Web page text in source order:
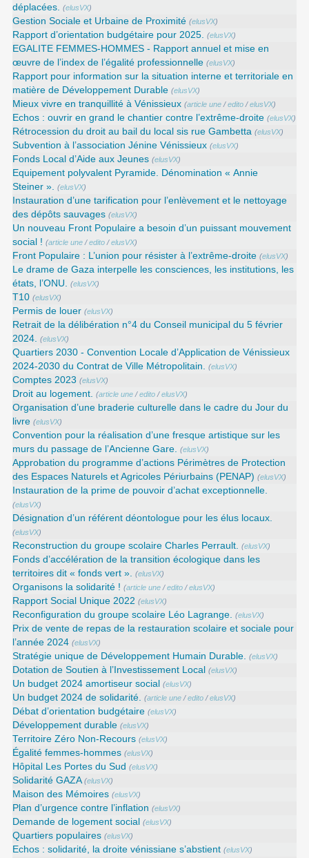
déplacées. (elusVX)
Gestion Sociale et Urbaine de Proximité (elusVX)
Rapport d’orientation budgétaire pour 2025. (elusVX)
EGALITE FEMMES-HOMMES - Rapport annuel et mise en
œuvre de l’index de l’égalité professionnelle (elusVX)
Rapport pour information sur la situation interne et territoriale en
matière de Développement Durable (elusVX)
Mieux vivre en tranquillité à Vénissieux (article une /edito /elusVX)
Echos : ouvrir en grand le chantier contre l’extrême-droite (elusVX)
Rétrocession du droit au bail du local sis rue Gambetta (elusVX)
Subvention à l’association Jénine Vénissieux (elusVX)
Fonds Local d’Aide aux Jeunes (elusVX)
Equipement polyvalent Pyramide. Dénomination « Annie
Steiner ». (elusVX)
Instauration d’une tarification pour l’enlèvement et le nettoyage
des dépôts sauvages (elusVX)
Un nouveau Front Populaire a besoin d’un puissant mouvement
social ! (article une /edito /elusVX)
Front Populaire : L’union pour résister à l’extrême-droite (elusVX)
Le drame de Gaza interpelle les consciences, les institutions, les
états, l’ONU. (elusVX)
T10 (elusVX)
Permis de louer (elusVX)
Retrait de la délibération n°4 du Conseil municipal du 5 février
2024. (elusVX)
Quartiers 2030 - Convention Locale d’Application de Vénissieux
2024-2030 du Contrat de Ville Métropolitain. (elusVX)
Comptes 2023 (elusVX)
Droit au logement. (article une /edito /elusVX)
Organisation d’une braderie culturelle dans le cadre du Jour du
livre (elusVX)
Convention pour la réalisation d’une fresque artistique sur les
murs du passage de l’Ancienne Gare. (elusVX)
Approbation du programme d’actions Périmètres de Protection
des Espaces Naturels et Agricoles Périurbains (PENAP) (elusVX)
Instauration de la prime de pouvoir d’achat exceptionnelle.
(elusVX)
Désignation d’un référent déontologue pour les élus locaux.
(elusVX)
Reconstruction du groupe scolaire Charles Perrault. (elusVX)
Fonds d’accélération de la transition écologique dans les
territoires dit « fonds vert ». (elusVX)
Organisons la solidarité ! (article une /edito /elusVX)
Rapport Social Unique 2022 (elusVX)
Reconfiguration du groupe scolaire Léo Lagrange. (elusVX)
Prix de vente de repas de la restauration scolaire et sociale pour
l’année 2024 (elusVX)
Stratégie unique de Développement Humain Durable. (elusVX)
Dotation de Soutien à l’Investissement Local (elusVX)
Un budget 2024 amortiseur social (elusVX)
Un budget 2024 de solidarité. (article une /edito /elusVX)
Débat d’orientation budgétaire (elusVX)
Développement durable (elusVX)
Territoire Zéro Non-Recours (elusVX)
Égalité femmes-hommes (elusVX)
Hôpital Les Portes du Sud (elusVX)
Solidarité GAZA (elusVX)
Maison des Mémoires (elusVX)
Plan d’urgence contre l’inflation (elusVX)
Demande de logement social (elusVX)
Quartiers populaires (elusVX)
Echos : solidarité, la droite vénissiane s’abstient (elusVX)